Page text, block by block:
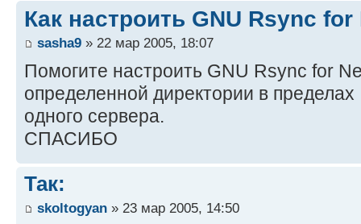
Как настроить GNU Rsync for
sasha9 » 22 мар 2005, 18:07
Помогите настроить GNU Rsync for
определенной директории в пределах
одного сервера.
СПАСИБО
Так:
skoltogyan » 23 мар 2005, 14:50